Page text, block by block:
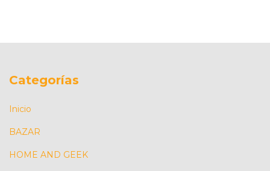
Categorías
Inicio
BAZAR
HOME AND GEEK